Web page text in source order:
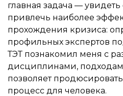
главная задача —
привлечь наиболее
прохождения кризиса:
профильных экспертов
ТЭТ познакомил меня с
дисциплинами,
позволяет
процесс для человека.